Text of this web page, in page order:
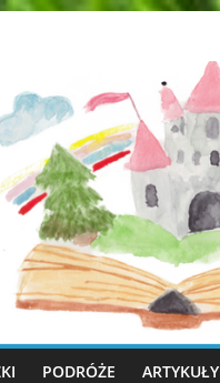
PODRÓŻE ARTYKUŁY